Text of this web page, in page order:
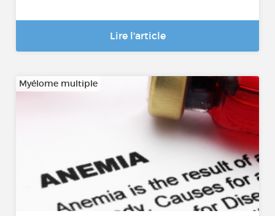
Lire l'article
Myélome multiple